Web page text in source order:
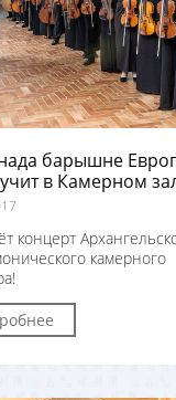
барышне
в Камерном
концерт
камерного